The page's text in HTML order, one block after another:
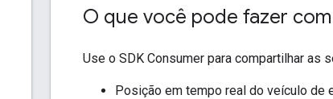
O que você pode fazer
Use o SDK Consumer para compartilhar
Posição em tempo real do veículo de